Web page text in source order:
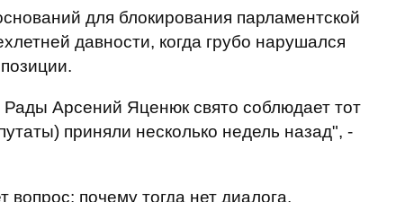
для блокирования парламентской
давности, когда грубо нарушался
Арсений Яценюк свято соблюдает тот
приняли несколько недель назад", -
вопрос: почему тогда нет диалога.